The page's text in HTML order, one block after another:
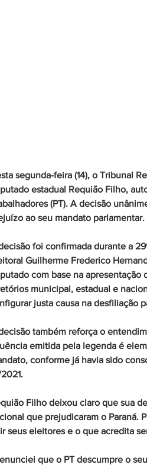
segunda-feira (14), o Tribunal
estadual Requião Filho,
(PT). A decisão
ao seu mandato parlamentar.
foi confirmada durante a
Guilherme Frederico
com base na apresentação
municipal, estadual e
justa causa na desfiliação
também reforça o
emitida pela legenda é
conforme já havia sido
2021.
Filho deixou claro que sua
que prejudicaram o Paraná.
seus eleitores e o que acredita
que o PT descumpre o